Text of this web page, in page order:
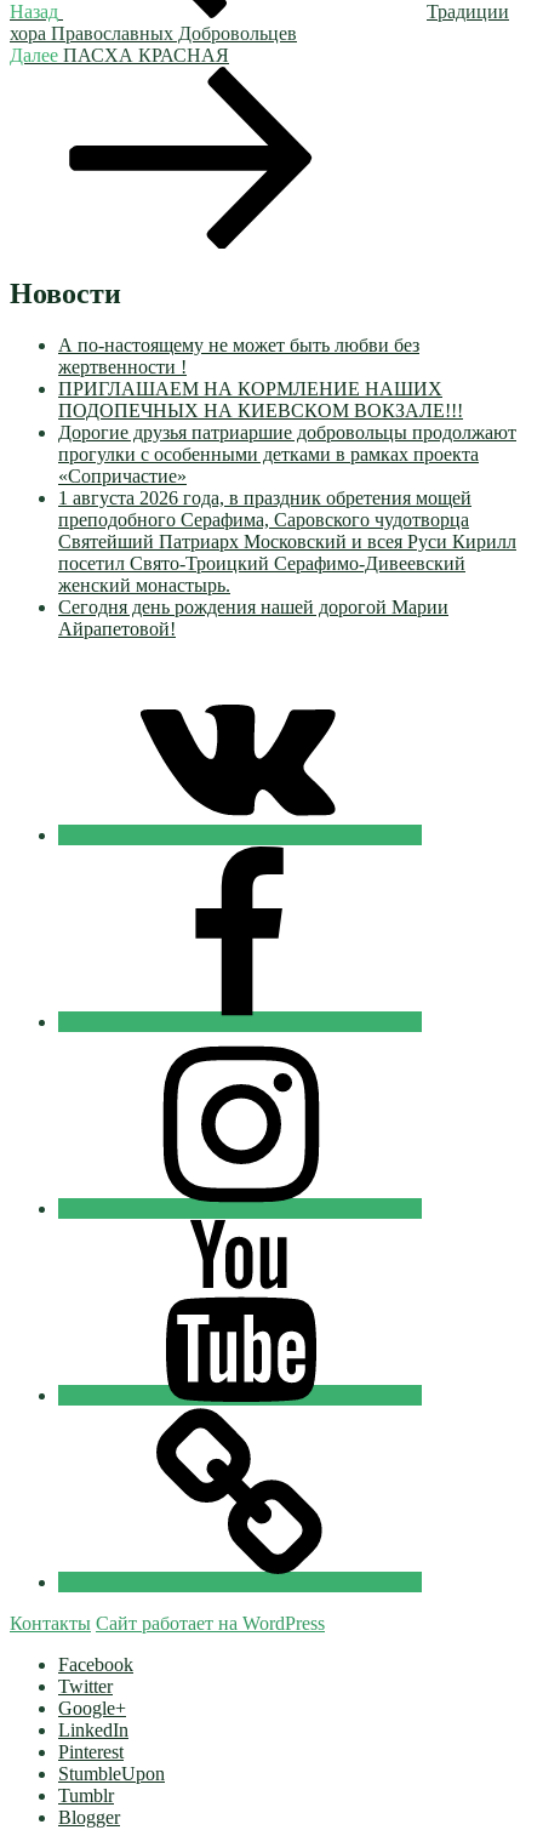
Назад
Традиции
хора Православных Добровольцев
Следующая
Далее ПАСХА КРАСНАЯ
Новости
А по-настоящему не может быть любви без
жертвенности !
ПРИГЛАШАЕМ НА КОРМЛЕНИЕ НАШИХ
ПОДОПЕЧНЫХ НА КИЕВСКОМ ВОКЗАЛЕ!!!
Дорогие друзья патриаршие добровольцы продолжают
прогулки с особенными детками в рамках проекта
«Сопричастие»
1 августа 2026 года, в праздник обретения мощей
преподобного Серафима, Саровского чудотворца
Святейший Патриарх Московский и всея Руси Кирилл
посетил Свято-Троицкий Серафимо-Дивеевский
женский монастырь.
Сегодня день рождения нашей дорогой Марии
Айрапетовой!
Добровольцы
Православные
Добровольцы
Православные
Добровольцы
Контакты Сайт работает на WordPress
Facebook
Twitter
Google+
LinkedIn
Pinterest
StumbleUpon
Tumblr
Blogger